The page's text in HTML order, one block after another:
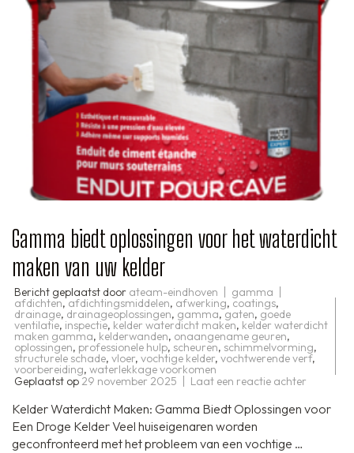
Gamma biedt oplossingen voor het waterdicht
maken van uw kelder
Bericht geplaatst door ateam-eindhoven gamma
afdichten,afdichtingsmiddelen, afwerking, coatings,
drainage, drainageoplossingen, gamma,gaten, goede
ventilatie, inspectie, kelder waterdicht maken, kelder waterdicht
maken gamma, kelderwanden, onaangename geuren,
oplossingen, professionele hulp, scheuren, schimmelvorming,
structurele schade, vloer, vochtige kelder, vochtwerende verf,
voorbereiding, waterlekkage voorkomen
Geplaatst op 29 november 2025 Laat een reactie achter
Kelder Waterdicht Maken: Gamma Biedt Oplossingen voor
Een Droge Kelder Veel huiseigenaren worden
geconfronteerd met het probleem van een vochtige …